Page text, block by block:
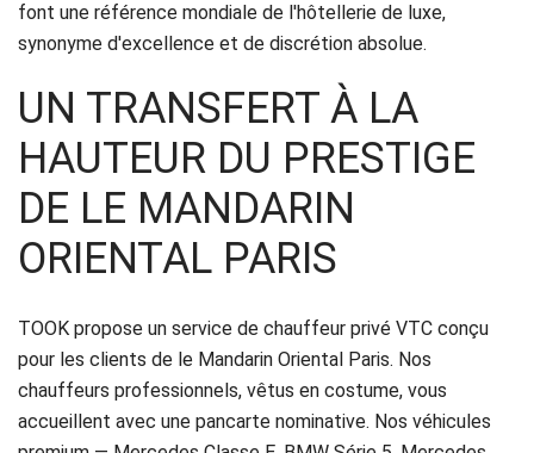
Transferts
Aéroports
Solutions
d'affaires
Contact
CGV
Politique
de
font une référence mondiale de l'hôtellerie de luxe,
synonyme d'excellence et de discrétion absolue.
UN TRANSFERT À LA
HAUTEUR DU PRESTIGE
DE LE MANDARIN
ORIENTAL PARIS
TOOK propose un service de chauffeur privé VTC conçu
pour les clients de le Mandarin Oriental Paris. Nos
chauffeurs professionnels, vêtus en costume, vous
accueillent avec une pancarte nominative. Nos véhicules